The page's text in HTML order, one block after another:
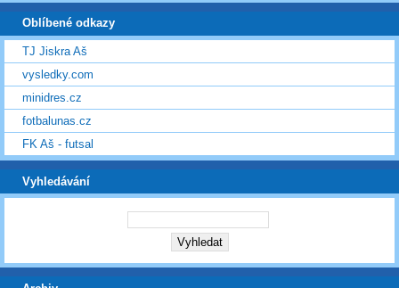
Oblíbené odkazy
TJ Jiskra Aš
vysledky.com
minidres.cz
fotbalunas.cz
FK Aš - futsal
Vyhledávání